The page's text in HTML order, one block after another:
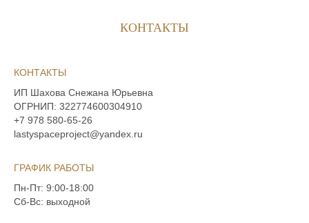
КОНТАКТЫ
КОНТАКТЫ
‪ИП Шахова Снежана Юрьевна
ОГРНИП: 322774600304910
+7 978 580‑65‑26‬
lastyspaceproject@yandex.ru
ГРАФИК РАБОТЫ
Пн-Пт: 9:00-18:00
Сб-Вс: выходной